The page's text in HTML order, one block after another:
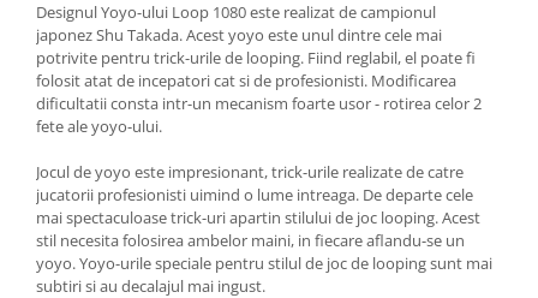
Designul Yoyo-ului Loop 1080 este realizat de campionul
japonezShu Takada. Acest yoyo este unul dintre cele mai
potrivite pentru trick-urile de looping. Fiind reglabil, el poate fi
folosit atat de incepatori cat si de profesionisti. Modificarea
dificultatii consta intr-un mecanism foarte usor - rotirea celor 2
fete ale yoyo-ului.
Jocul de yoyo este impresionant, trick-urile realizate de catre
jucatorii profesionisti uimind o lume intreaga. De departe cele
mai spectaculoase trick-uri apartin stilului de joc looping. Acest
stil necesita folosirea ambelor maini, in fiecare aflandu-se un
yoyo. Yoyo-urile speciale pentru stilul de joc de looping sunt mai
subtiri si au decalajul mai ingust.